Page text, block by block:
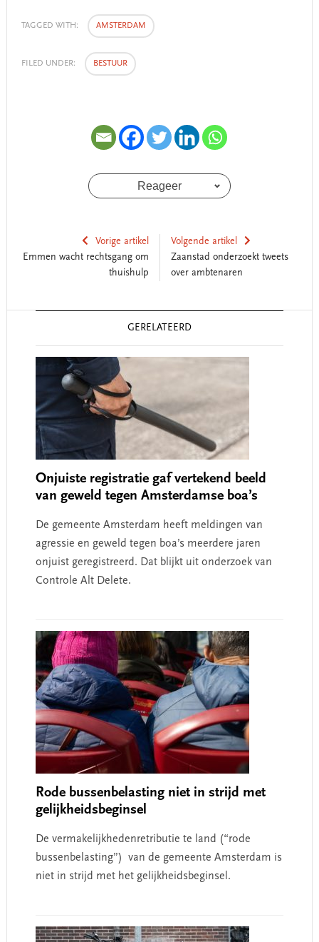
TAGGED WITH: AMSTERDAM
FILED UNDER: BESTUUR
Reageer
Vorige artikel
Emmen wacht rechtsgang om
thuishulp
Volgende artikel
Zaanstad onderzoekt tweets
over ambtenaren
GERELATEERD
Onjuiste registratie gaf vertekend beeld
van geweld tegen Amsterdamse boa’s
De gemeente Amsterdam heeft meldingen van
agressie en geweld tegen boa’s meerdere jaren
onjuist geregistreerd. Dat blijkt uit onderzoek van
Controle Alt Delete.
Rode bussenbelasting niet in strijd met
gelijkheidsbeginsel
De vermakelijkhedenretributie te land (“rode
bussenbelasting”) van de gemeente Amsterdam is
niet in strijd met het gelijkheidsbeginsel.